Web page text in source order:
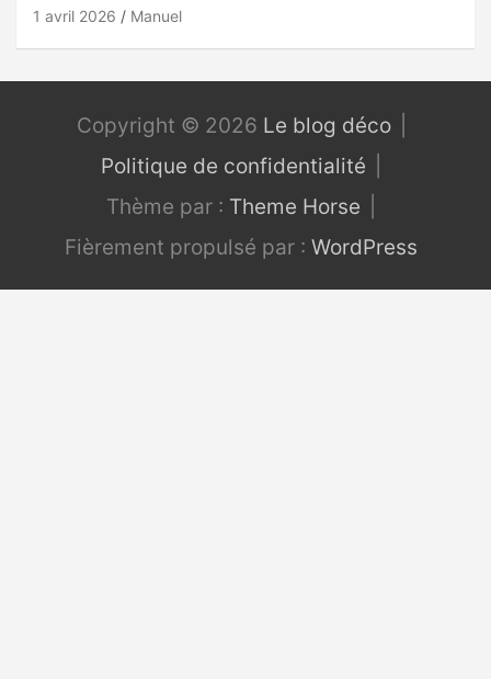
1 avril 2026 Manuel
Copyright © 2026 Le blog déco
Politique de confidentialité
Thème par : Theme Horse
Fièrement propulsé par : WordPress